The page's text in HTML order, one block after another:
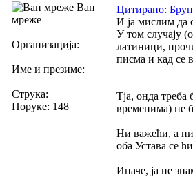
Ван
мреже
Организација:
Име и презиме:
Струка:
Поруке: 148
Цитирано:
И ја мислим да
У том случају
латиници,
писма и кад се
Тја, онда
временима) не
Ни важећи, а ни
оба Устава се
Иначе, ја не